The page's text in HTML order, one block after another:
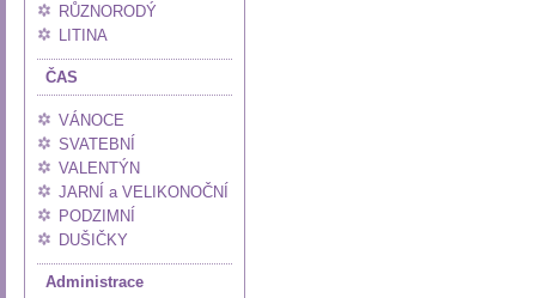
RŮZNORODÝ
LITINA
ČAS
VÁNOCE
SVATEBNÍ
VALENTÝN
JARNÍ a VELIKONOČNÍ
PODZIMNÍ
DUŠIČKY
Administrace